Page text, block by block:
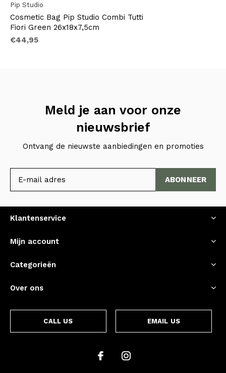
Pip Studio
Cosmetic Bag Pip Studio Combi Tutti
Fiori Green 26x18x7,5cm
€44,95
Meld je aan voor onze
nieuwsbrief
Ontvang de nieuwste aanbiedingen en promoties
ABONNEER
Klantenservice
Mijn account
Categorieën
Over ons
CALL US EMAIL US